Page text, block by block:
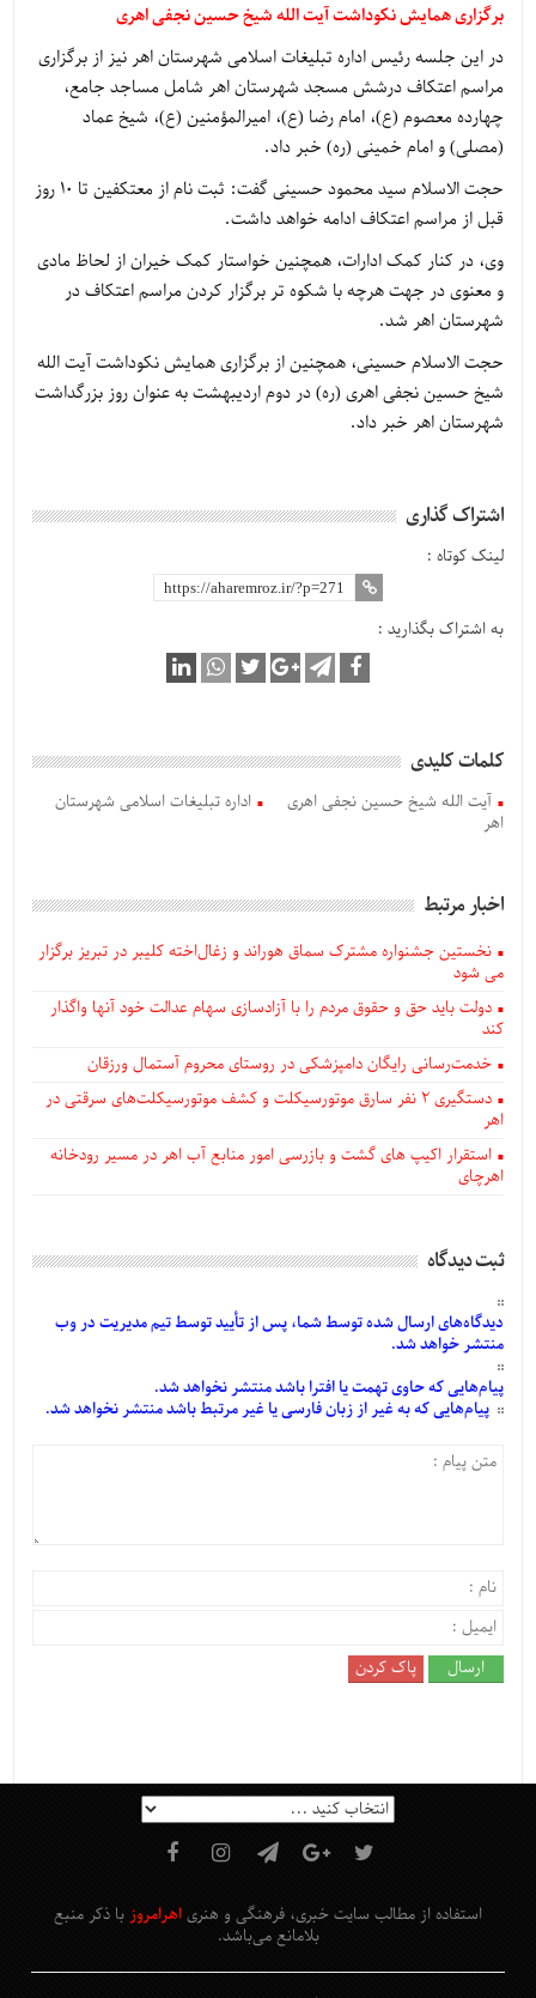
برگزاری همایش نکوداشت آیت الله شیخ حسین نجفی اهری
در این جلسه رئیس اداره تبلیغات اسلامی شهرستان اهر نیز از برگزاری
مراسم اعتکاف درشش مسجد شهرستان اهر شامل مساجد جامع،
چهارده معصوم (ع)، امام رضا (ع)، امیرالمؤمنین (ع)، شیخ عماد
(مصلی) و امام خمینی (ره) خبر داد.
حجت الاسلام سید محمود حسینی گفت: ثبت نام از معتکفین تا ۱۰ روز
قبل از مراسم اعتکاف ادامه خواهد داشت.
وی، در کنار کمک ادارات، همچنین خواستار کمک خیران از لحاظ مادی
و معنوی در جهت هرچه با شکوه تر برگزار کردن مراسم اعتکاف در
شهرستان اهر شد.
حجت الاسلام حسینی، همچنین از برگزاری همایش نکوداشت آیت الله
شیخ حسین نجفی اهری (ره) در دوم اردیبهشت به عنوان روز بزرگداشت
شهرستان اهر خبر داد.
اشتراک گذاری
لینک کوتاه :
به اشتراک بگذارید :
کلمات کلیدی
آیت الله شیخ حسین نجفی اهری
اداره تبلیغات اسلامی شهرستان
اهر
اخبار مرتبط
نخستین جشنواره مشترک سماق هوراند و زغال‌اخته کلیبر در تبریز برگزار
می شود
دولت باید حق و حقوق مردم را با آزادسازی سهام عدالت خود آنها واگذار
کند
خدمت‌رسانی رایگان دامپزشکی در روستای محروم آستمال ورزقان
دستگيری ۲ نفر سارق موتورسیکلت و کشف موتورسیکلت‌های سرقتی در
اهر
استقرار اکیپ های گشت و بازرسی امور منابع آب اهر در مسیر رودخانه
اهرچای
ثبت دیدگاه
دیدگاه‌هایارسالشدهتوسط شما، پس ازتأییدتوسط تیم مدیریت در وب
منتشر خواهد شد.
پیام‌هاییکه حاوی تهمت یا افترا باشد منتشر نخواهد شد.
پیام‌هاییکه به غیر از زبان فارسی یا غیر مرتبط باشد منتشر نخواهد شد.
استفاده از مطالب سایت خبری، فرهنگی و هنری اهرامروز با ذکر منبع
بلامانع می‌باشد.